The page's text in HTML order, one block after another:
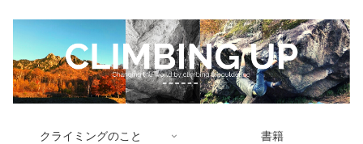
クライミングのこと 書籍